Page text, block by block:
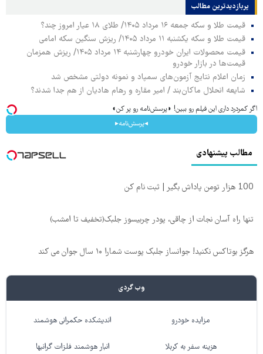
پربازدیدترین‌ مطالب
قیمت طلا و سکه جمعه ۱۶ مرداد ۱۴۰۵/ طلای ۱۸ عیار امروز چند؟
قیمت طلا و سکه یکشنبه ۱۱ مرداد ۱۴۰۵/ ریزش سنگین سکه امامی
قیمت محصولات ایران خودرو چهارشنبه ۱۴ مرداد ۱۴۰۵/ ریزش همزمان
قیمت‌ها در بازار خودرو
زمان اعلام نتایج آزمون‌های سمپاد و نمونه دولتی مشخص شد
شایعه انحلال ماکان‌بند / امیر مقاره و رهام هادیان از هم جدا شدند؟
اگر کمردرد داری این فیلم رو ببین! ◗پرسش‌نامه رو پر کن◖
◂پرسش‌نامه▸
مطالب پیشنهادی
100 هزار تومن پاداش بگیر | ثبت نام کن
تنها راه آسان نجات از چاقی، پودر چربیسوز جلبک(تخفیف تا امشب)
هرگز بوتاکس نکنید! جوانساز جلبک پوست شمارا ۱۰ سال جوان می کند
وب گردی
مزایده خودرو اندیشکده حکمرانی هوشمند
هزینه سفر به کربلا انبار هوشمند فلزات گرانبها